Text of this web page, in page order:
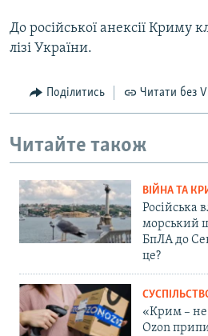
До російської анексії Криму
лізі України.
Поділитись Читати без
Читайте також
ВІЙНА ТА
Російська
морський
БпЛА до
це?
«Крим – не
Ozon